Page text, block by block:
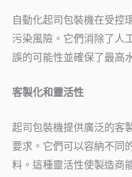
自動化起司包裝機在受控
污染風險。它們消除了人
誤的可能性並確保了最高
客製化和靈活性
起司包裝機提供廣泛的客
要求。它們可以容納不同
料。這種靈活性使製造商